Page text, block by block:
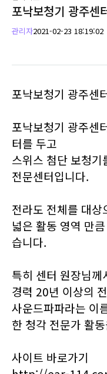
포낙보청기 광주센
관리자2021-02-23 18:19:02
포낙보청기 광주센
포낙보청기 광주센
터를 두고
스위스 첨단 보청기
전문센터입니다.
전라도 전체를 대상
넓은 활동 영역 만
습니다.
특히 센터 원장님
경력 20년 이상의
사운드파파라는 이
한 청각 전문가 활
사이트 바로가기